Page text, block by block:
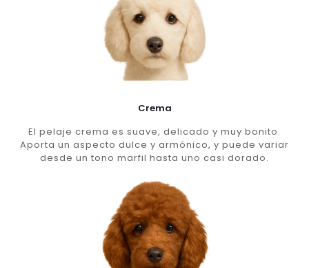
Crema
El pelaje crema es suave, delicado y muy bonito.
Aporta un aspecto dulce y armónico, y puede variar
desde un tono marfil hasta uno casi dorado.